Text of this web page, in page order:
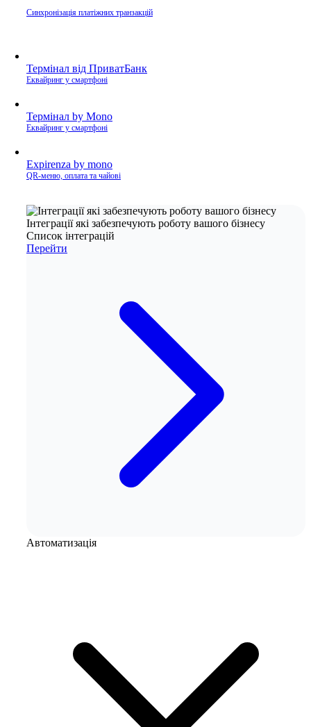
Синхронізація платіжних транзакцій
Термінал від ПриватБанк
Еквайринг у смартфоні
Термінал by Mono
Еквайринг у смартфоні
Expirenza by mono
QR-меню, оплата та чайові
Інтеграції які забезпечують роботу вашого бізнесу
Список інтеграцій
Перейти
Автоматизація